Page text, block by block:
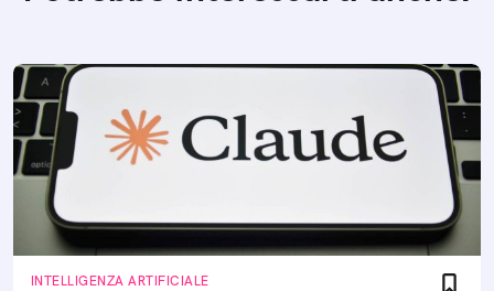
INTELLIGENZA ARTIFICIALE